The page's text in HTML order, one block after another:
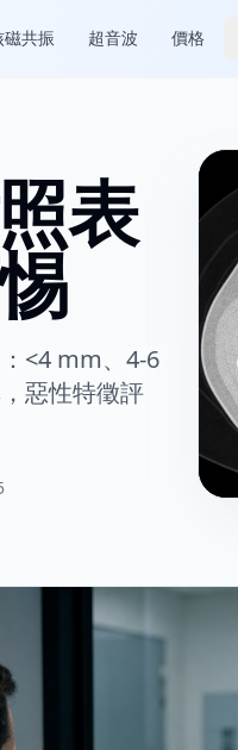
磁共振 超音波 價格
表
<4 mm、4-6
惡性特徵評